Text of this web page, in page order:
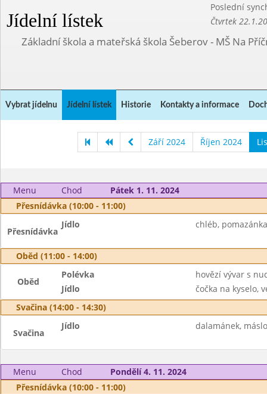
Jídelní lístek
Poslední
Čtvrtek
Základní škola a mateřská škola Šeberov - MŠ Na
Vybrat jídelnu Jídelní lístek Historie Kontakty a informace
Září 2024 Říjen 2024
Menu Chod
Pátek 1. 11. 2024
Přesnídávka (10:00 - 11:00)
Přesnídávka
Jídlo chléb,
Oběd (11:00 - 14:00)
Oběd
Polévka
hovězí vývar s
Jídlo
čočka na kyselo,
Svačina (14:00 - 14:30)
Svačina
Jídlo dalamánek,
Menu Chod
Pondělí 4. 11. 2024
Přesnídávka (10:00 - 11:00)